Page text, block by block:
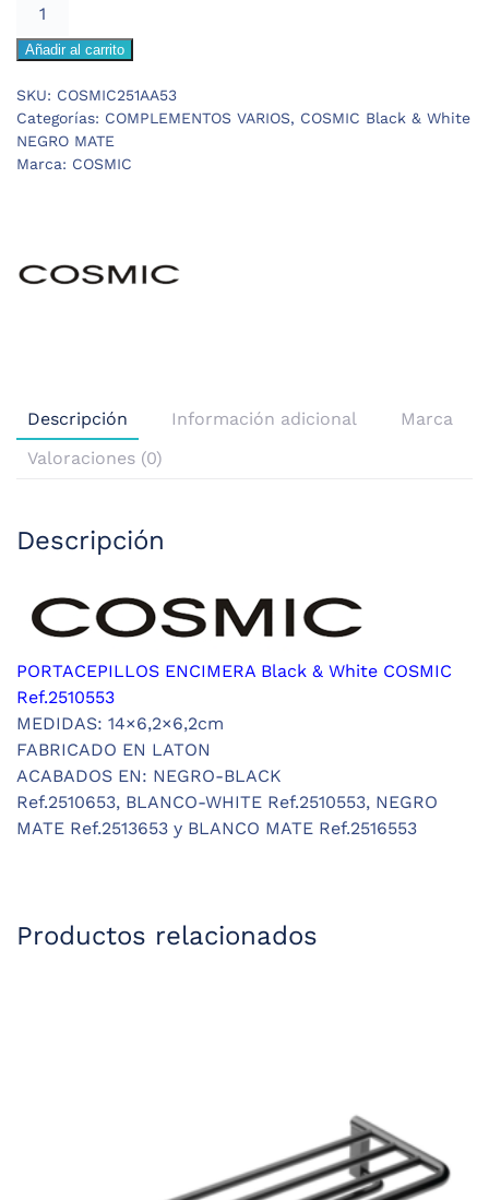
PORTACEPILLOS
cantidad
Añadir al carrito
SKU: COSMIC251AA53
Categorías: COMPLEMENTOS VARIOS, COSMIC Black & White
NEGRO MATE
Marca: COSMIC
Descripción Información adicional
Marca
Valoraciones (0)
Descripción
PORTACEPILLOS ENCIMERA Black & White COSMIC
Ref.2510553
MEDIDAS: 14×6,2×6,2cm
FABRICADO EN LATON
ACABADOS EN: NEGRO-BLACK
Ref.2510653, BLANCO-WHITE Ref.2510553, NEGRO
MATE Ref.2513653 y BLANCO MATE Ref.2516553
Productos relacionados